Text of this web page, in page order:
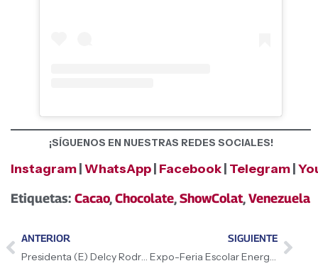
¡SÍGUENOS EN NUESTRAS REDES SOCIALES!
Instagram WhatsApp Facebook Telegram
Etiquetas: Cacao,Chocolate,ShowColat,Venezuela
ANTERIOR SIGUIENTE